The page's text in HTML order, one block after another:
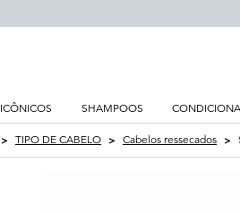
ICÔNICOS SHAMPOOS
TIPO DE CABELO Cabelos ressecados